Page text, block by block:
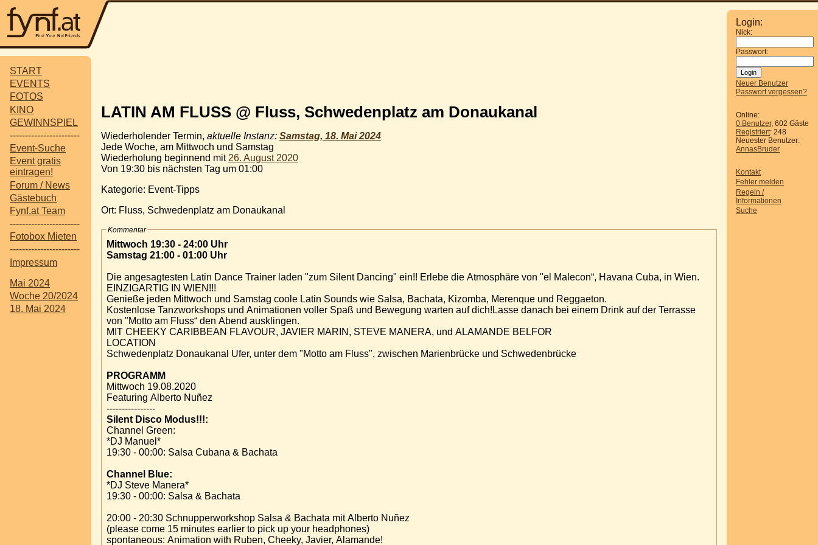
START
EVENTS
FOTOS
KINO
GEWINNSPIEL
-----------------------
Event-Suche
Event gratis
eintragen!
Forum / News
Gästebuch
Fynf.at Team
-----------------------
Fotobox Mieten
-----------------------
Impressum
Mai 2024
Woche 20/2024
18. Mai 2024
Login:
Nick:
Passwort:
Neuer Benutzer
Passwort vergessen?
Online:
0 Benutzer, 602 Gäste
Registriert: 248
Neuester Benutzer:
AnnasBruder
Kontakt
Fehler melden
Regeln /
Informationen
Suche
LATIN AM FLUSS @ Fluss, Schwedenplatz am Donaukanal
Wiederholender Termin, aktuelle Instanz: Samstag, 18. Mai 2024
Jede Woche, am Mittwoch und Samstag
Wiederholung beginnend mit 26. August 2020
Von 19:30 bis nächsten Tag um 01:00
Kategorie: Event-Tipps
Ort: Fluss, Schwedenplatz am Donaukanal
Kommentar
Mittwoch 19:30 - 24:00 Uhr
Samstag 21:00 - 01:00 Uhr
Die angesagtesten Latin Dance Trainer laden "zum Silent Dancing" ein!! Erlebe die Atmosphäre von "el Malecon“, Havana Cuba, in Wien.
EINZIGARTIG IN WIEN!!!
Genieße jeden Mittwoch und Samstag coole Latin Sounds wie Salsa, Bachata, Kizomba, Merenque und Reggaeton.
Kostenlose Tanzworkshops und Animationen voller Spaß und Bewegung warten auf dich!Lasse danach bei einem Drink auf der Terrasse
von "Motto am Fluss“ den Abend ausklingen.
MIT CHEEKY CARIBBEAN FLAVOUR, JAVIER MARIN, STEVE MANERA, und ALAMANDE BELFOR
LOCATION
Schwedenplatz Donaukanal Ufer, unter dem "Motto am Fluss", zwischen Marienbrücke und Schwedenbrücke
PROGRAMM
Mittwoch 19.08.2020
Featuring Alberto Nuñez
----------------
Silent Disco Modus!!!:
Channel Green:
*DJ Manuel*
19:30 - 00:00: Salsa Cubana & Bachata
Channel Blue:
*DJ Steve Manera*
19:30 - 00:00: Salsa & Bachata
20:00 - 20:30 Schnupperworkshop Salsa & Bachata mit Alberto Nuñez
(please come 15 minutes earlier to pick up your headphones)
spontaneous: Animation with Ruben, Cheeky, Javier, Alamande!